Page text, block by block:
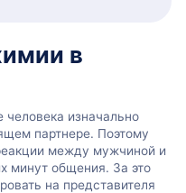
в
человека изначально
партнере. Поэтому
между мужчиной и
минут общения. За это
на представителя